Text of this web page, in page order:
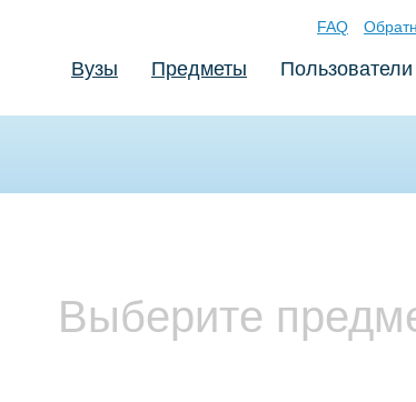
FAQ
Вузы Предметы Пользователи
Выберите